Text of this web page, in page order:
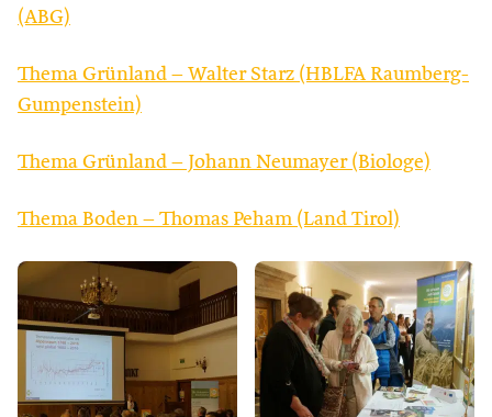
(ABG)
Thema Grünland – Walter Starz (HBLFA Raumberg-
Gumpenstein)
Thema Grünland – Johann Neumayer (Biologe)
Thema Boden – Thomas Peham (Land Tirol)